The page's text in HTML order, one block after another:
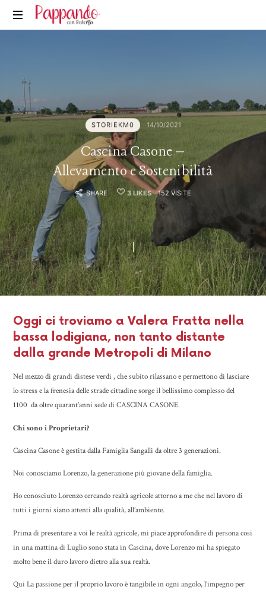
Pappando.it
STORIEKM0 14/10/2021
Cascina Casone –
Allevamento e Sostenibilità
SHARE 3 LIKES 152 VISITE
Oggi ci troviamo a Valera Fratta nella
bassa lodigiana, non tanto distante
dalla grande Metropoli di Milano
Nel mezzo di grandi distese verdi , che subito rilassano e permettono di lasciare
lo stress e la frenesia delle strade cittadine sorge il bellissimo complesso del
1100 da oltre quarant’anni sede di CASCINA CASONE.
Chi sono i Proprietari?
Cascina Casone è gestita dalla Famiglia Sangalli da oltre 3 generazioni.
Noi conosciamo Lorenzo, la generazione più giovane della famiglia.
Ho conosciuto Lorenzo cercando realtà agricole attorno a me che nel lavoro di
tutti i giorni siano attenti alla qualità, all’ambiente.
Prima di presentare a voi le realtà agricole, mi piace approfondire di persona cosi
in una mattina di Luglio sono stata in Cascina, dove Lorenzo mi ha spiegato
molto bene il duro lavoro dietro alla sua realtà.
Qui La passione per il proprio lavoro è tangibile in ogni angolo, l’impegno per